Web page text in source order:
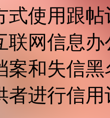
式使用跟
联网信息
案和失信
者进行信用